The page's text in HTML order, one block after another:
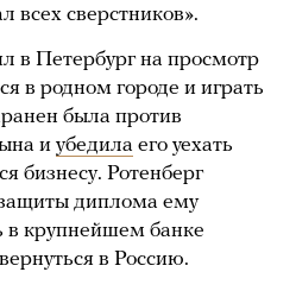
всех сверстников».
в Петербург на просмотр
в родном городе и играть
была против
и убедила его уехать
бизнесу. Ротенберг
защиты диплома ему
в крупнейшем банке
в Россию.